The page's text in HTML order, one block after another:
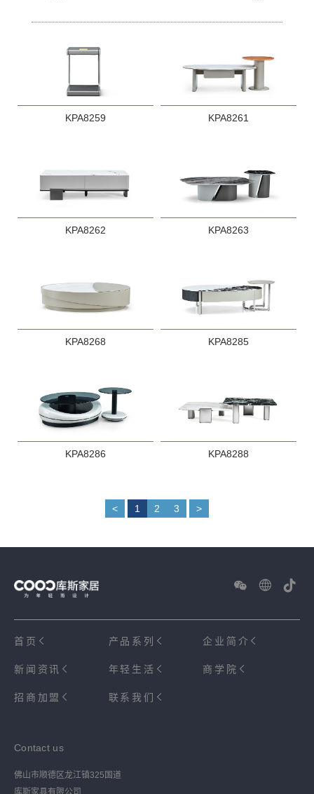
KPA8259 KPA8261
KPA8262 KPA8263
KPA8268 KPA8285
KPA8286 KPA8288
< 1 2 3 >
首页 产品系列 企业简介
新闻资讯 年轻生活 商学院
招商加盟 联系我们
Contact us
佛山市顺德区龙江镇325国道
库斯家具有限公司